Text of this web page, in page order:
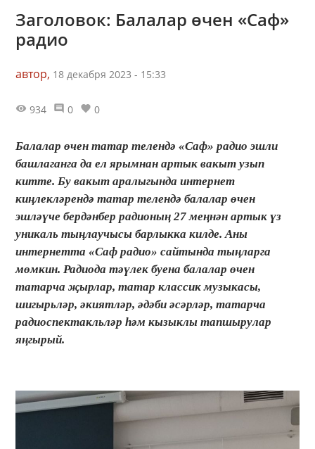
Заголовок: Балалар өчен «Саф»
радио
автор, 18 декабря 2023 - 15:33
934 0 0
Балалар өчен татар телендә «Саф» радио эшли
башлаганга да ел ярымнан артык вакыт узып
китте. Бу вакыт аралыгында интернет
киңлекләрендә татар телендә балалар өчен
эшләүче бердәнбер радионың 27 меңнән артык үз
уникаль тыңлаучысы барлыкка килде. Аны
интернетта «Саф радио» сайтында тыңларга
мөмкин. Радиода тәүлек буена балалар өчен
татарча җырлар, татар классик музыкасы,
шигырьләр, әкиятләр, әдәби әсәрләр, татарча
радиоспектакльләр һәм кызыклы тапшырулар
яңгырый.